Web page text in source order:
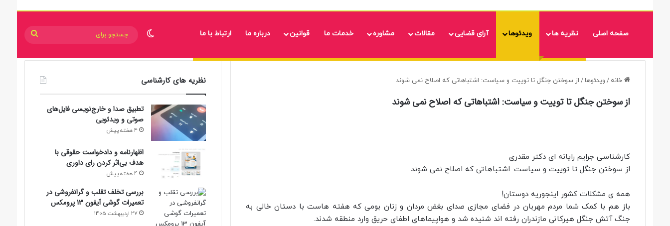
صفحه اصلی نظریه ها ویدئوها آرای قضایی مقالات مشاوره خدمات ما قوانین درباره ما ارتباط با ما تغییر پوسته
جستجو
خانه / ویدئوها / از سوختن جنگل تا توییت و سیاست: اشتباهاتی که اصلاح نمی شوند
از سوختن جنگل تا توییت و سیاست: اشتباهاتی که اصلاح نمی شوند
کارشناسی جرایم رایانه ای دکتر مقدری
از سوختن جنگل تا توییت و سیاست: اشتباهاتی که اصلاح نمی شوند
همه ی مشکلات کشور اینجوریه دوستان!
باز هم با کمک شما مردم مهربان در فضای مجازی صدای بغض مردان و زنان بومی که هفته هاست با دستان خالی به
جنگ آتش جنگل هیرکانی مازندران رفته اند شنیده شد و هواپیماهای اطفای حریق وارد منطقه شدند.
نظریه های کارشناسی
تطبیق صدا و خارج‌نویسی فایل‌های
صوتی و ویدئویی
4 هفته پیش
اظهارنامه و دادخواست حقوقی با
هدف بی‌اثر کردن رای داوری
4 هفته پیش
بررسی تخلف تقلب و گرانفروشی در
تعمیرات گوشی آیفون 13 پرومکس
27 اردیبهشت 1405